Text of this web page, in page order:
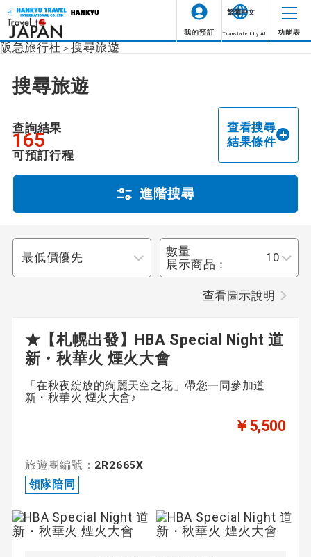
我的預訂 Translated by AI 功能表
阪急旅行社 搜尋旅遊
搜尋旅遊
查詢結果
165
可預訂行程
查看搜尋
結果條件
進階搜尋
數量
展示商品：
查看圖示說明
★【札幌出發】HBA Special Night 道
新・秋華火 煙火大會
「在秋夜綻放的絢麗天空之花」帶您一同參加道
新・秋華火 煙火大會♪
￥5,500
旅遊團編號： 2R2665X
領隊陪同
圖示
整個旅程都有領隊陪同。
由當地領隊陪同
領隊從第一天抵達旅遊目的
地機場開始到最後一天抵達
出發機場全程陪同。
整個旅程都有英語領隊陪
同。
成行情況
目的地
出發日期
未指定
繁體中文